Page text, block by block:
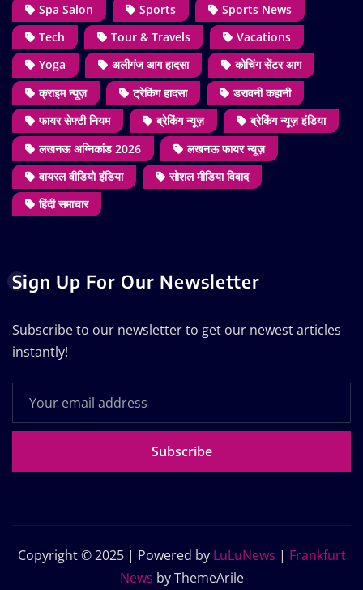
Spa Salon
Sports
Sports News
Tech
Tour & Travels
Vacations
Yoga
अलीगंज आग हादसा
कोचिंग सेंटर आग
क्राइम न्यूज़
ट्रेकिंग हादसा
डरावनी कहानी
फायर सेफ्टी नियम
ब्रेकिंग न्यूज़
ब्रेकिंग न्यूज़ इंडिया
लखनऊ अग्निकांड 2026
लखनऊ फायर न्यूज़
वायरल वीडियो इंडिया
सोशल मीडिया विवाद
हिंदी समाचार
Sign Up For Our Newsletter
Subscribe to our newsletter to get our newest articles
instantly!
Subscribe
Copyright © 2025 | Powered by LuLuNews | Frankfurt
News by ThemeArile